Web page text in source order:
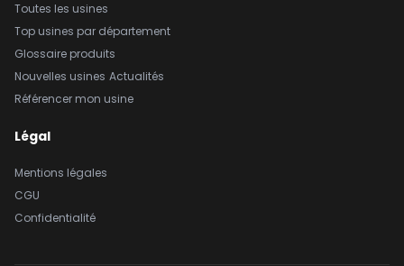
Toutes les usines
Top usines par département
Glossaire produits
Nouvelles usines Actualités
Référencer mon usine
Légal
Mentions légales
CGU
Confidentialité